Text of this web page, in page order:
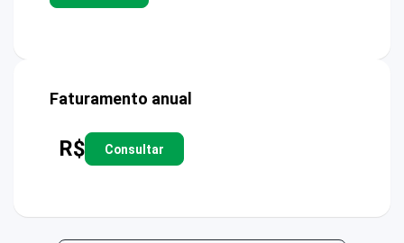
Faturamento anual
R$ Consultar